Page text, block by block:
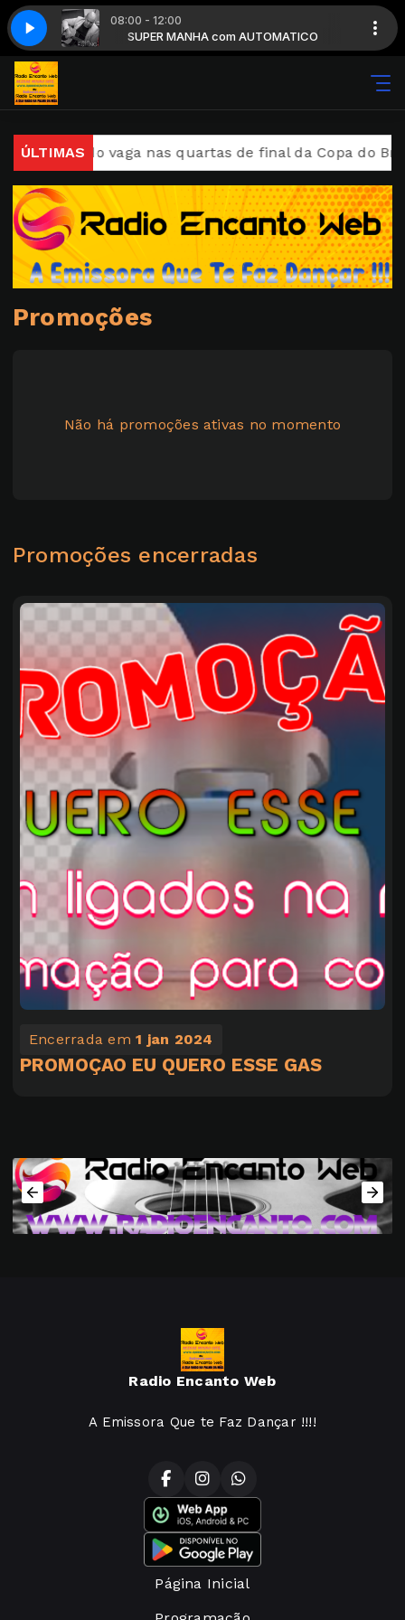
08:00 - 12:00
SUPER MANHA com AUTOMATICO
Vai Morrer Gerson Rufino - Você Não Vai Morrer
ÚLTIMAS
buscando vaga nas quartas de final da Copa do Brasil
Promoções
Não há promoções ativas no momento
Promoções encerradas
Encerrada em1 jan 2024
PROMOÇAO EU QUERO ESSE GAS
Radio Encanto Web
A Emissora Que te Faz Dançar !!!!
Página Inicial